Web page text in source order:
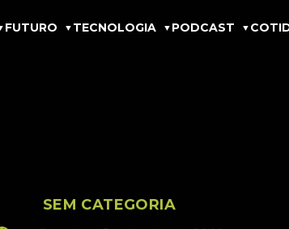
FUTURO TECNOLOGIA PODCAST
SEM CATEGORIA